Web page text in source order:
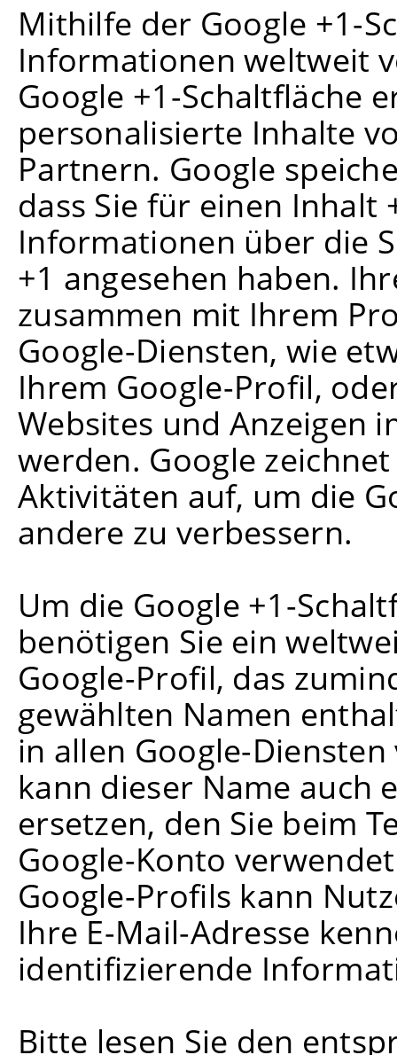
Mithilfe der Google +1-
Informationen weltweit
Google +1-Schaltfläche
personalisierte Inhalte
Partnern. Google
dass Sie für einen Inhalt
Informationen über die
+1 angesehen haben.
zusammen mit Ihrem
Google-Diensten, wie
Ihrem Google-Profil,
Websites und Anzeigen
werden. Google
Aktivitäten auf, um die
andere zu verbessern.
Um die Google +1-
benötigen Sie ein
Google-Profil, das
gewählten Namen
in allen Google-
kann dieser Name auch
ersetzen, den Sie beim
Google-Konto
Google-Profils kann
Ihre E-Mail-Adresse
identifizierende
Bitte lesen Sie den